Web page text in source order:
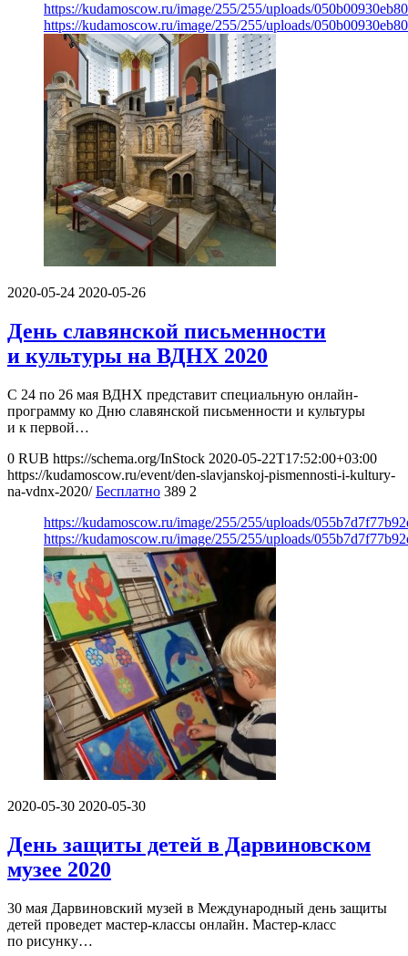
https://kudamoscow.ru/image/255/255/uploads/
https://kudamoscow.ru/image/255/255/uploads/
2020-05-24 2020-05-26
День славянской письменности
и культуры на ВДНХ 2020
С 24 по 26 мая ВДНХ представит специальную онлайн-
программу ко Дню славянской письменности и культуры
и к первой…
0 RUB https://schema.org/InStock 2020-05-22T17:52:00+03:00
https://kudamoscow.ru/event/den-slavjanskoj-pismennosti-i-kultury-
na-vdnx-2020/ Бесплатно 389 2
https://kudamoscow.ru/image/255/255/uploads/
https://kudamoscow.ru/image/255/255/uploads/
2020-05-30 2020-05-30
День защиты детей в Дарвиновском
музее 2020
30 мая Дарвиновский музей в Международный день защиты
детей проведет мастер-классы онлайн. Мастер-класс
по рисунку…